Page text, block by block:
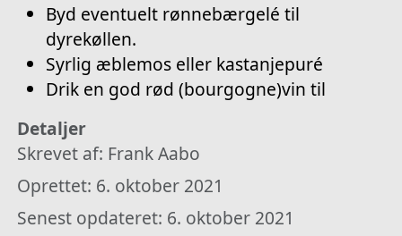
Byd eventuelt rønnebærgelé til
dyrekøllen.
Syrlig æblemos eller kastanjepuré
Drik en god rød (bourgogne)vin til
Detaljer
Skrevet af: Frank Aabo
Oprettet: 6. oktober 2021
Senest opdateret: 6. oktober 2021